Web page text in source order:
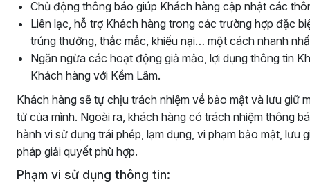
Chủ động thông báo giúp Khách hàng cập nhật các
Liên lạc, hỗ trợ Khách hàng trong các trường hợp đặc
trúng thưởng, thắc mắc, khiếu nại… một cách nhanh
Ngăn ngừa các hoạt động giả mảo, lợi dụng thông tin
Khách hàng với Kềm Lâm.
Khách hàng sẽ tự chịu trách nhiệm về bảo mật và lưu giữ
tử của mình. Ngoài ra, khách hàng có trách nhiệm thông
hành vi sử dụng trái phép, lạm dụng, vi phạm bảo mật,
pháp giải quyết phù hợp.
Phạm vi sử dụng thông tin: